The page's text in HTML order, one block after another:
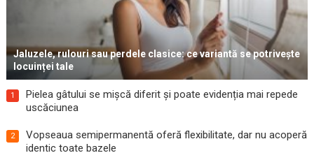
Jaluzele, rulouri sau perdele clasice: ce variantă se potrivește
locuinței tale
1
Pielea gâtului se mișcă diferit și poate evidenția mai repede
uscăciunea
2
Vopseaua semipermanentă oferă flexibilitate, dar nu acoperă
identic toate bazele